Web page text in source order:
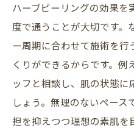
ハーブピーリングの効果を
度で通うことが大切です。
ー周期に合わせて施術を行
くりができるからです。例
ッフと相談し、肌の状態
しょう。無理のないペース
担を抑えつつ理想の素肌を